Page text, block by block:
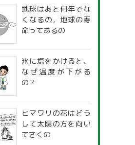
地球はあと何年でな
くなるの，地球の寿
命ってあるの
氷に塩をかけると、
なぜ温度が下がる
の？
ヒマワリの花はどう
して太陽の方を向い
てさくの